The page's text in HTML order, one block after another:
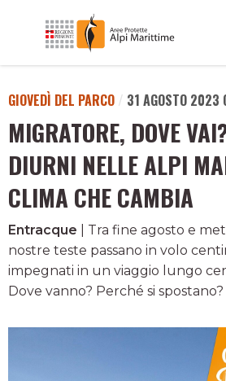
GIOVEDÌ DEL PARCO / 31 AGOSTO 2023
MIGRATORE, DOVE
DIURNI NELLE ALPI
CLIMA CHE CAMBIA
Entracque | Tra fine agosto e
nostre teste passano in volo
impegnati in un viaggio lungo
Dove vanno? Perché si spostano?